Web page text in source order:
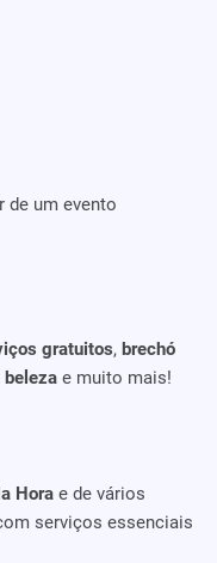
de um evento
gratuitos, brechó
beleza e muito mais!
Hora e de vários
serviços essenciais